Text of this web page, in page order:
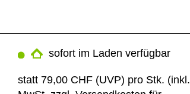
sofort im Laden verfügbar
statt 79,00 CHF(UVP) pro Stk. (inkl.